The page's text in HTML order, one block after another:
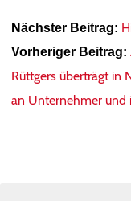
Nächster Beitrag:
Vorheriger Beitrag:
Rüttgers überträgt in
an Unternehmer und